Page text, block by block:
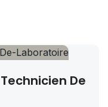
De